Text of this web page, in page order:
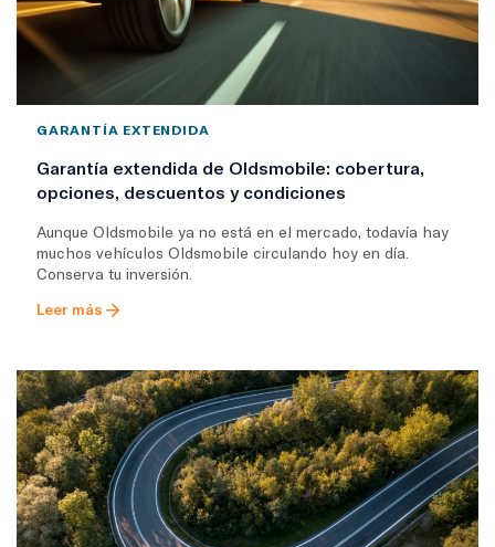
GARANTÍA EXTENDIDA
Garantía extendida de Oldsmobile: cobertura,
opciones, descuentos y condiciones
Aunque Oldsmobile ya no está en el mercado, todavía hay
muchos vehículos Oldsmobile circulando hoy en día.
Conserva tu inversión.
Leer más